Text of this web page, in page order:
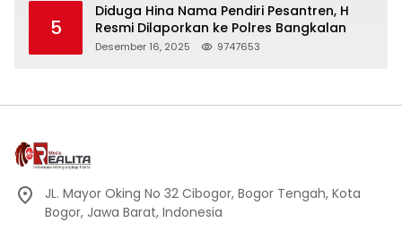
5
Diduga Hina Nama Pendiri Pesantren, H
Resmi Dilaporkan ke Polres Bangkalan
Desember 16, 2025 9747653
JL. Mayor Oking No 32 Cibogor, Bogor Tengah, Kota
Bogor, Jawa Barat, Indonesia